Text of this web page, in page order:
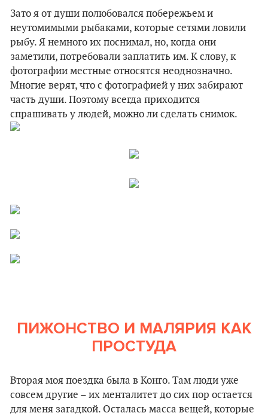
Зато я от души полюбовался побережьем и
неутомимыми рыбаками, которые сетями ловили
рыбу. Я немного их поснимал, но, когда они
заметили, потребовали заплатить им. К слову, к
фотографии местные относятся неоднозначно.
Многие верят, что с фотографией у них забирают
часть души. Поэтому всегда приходится
спрашивать у людей, можно ли сделать снимок.
ПИЖОНСТВО И МАЛЯРИЯ КАК
ПРОСТУДА
Вторая моя поездка была в Конго. Там люди уже
совсем другие – их менталитет до сих пор остается
для меня загадкой. Осталась масса вещей, которые